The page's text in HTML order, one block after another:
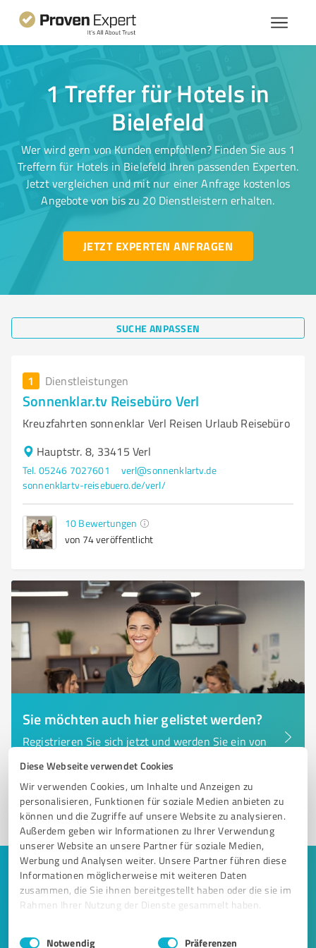
Diese Webseite verwendet Cookies
Wir verwenden Cookies, um Inhalte und Anzeigen zu
personalisieren, Funktionen für soziale Medien anbieten zu
können und die Zugriffe auf unsere Website zu analysieren.
Außerdem geben wir Informationen zu Ihrer Verwendung
unserer Website an unsere Partner für soziale Medien,
Werbung und Analysen weiter. Unsere Partner führen diese
Informationen möglicherweise mit weiteren Daten
zusammen, die Sie ihnen bereitgestellt haben oder die sie im
Rahmen Ihrer Nutzung der Dienste gesammelt haben.
Impressum Datenschutzbestimmungen
Einwilligungsauswahl
Notwendig Präferenzen
1 Treffer für Hotels in
Bielefeld
Wer wird gern von Kunden empfohlen? Finden Sie aus 1
Treffern für Hotels in Bielefeld Ihren passenden Experten.
Jetzt vergleichen und mit nur einer Anfrage kostenlos
Angebote von bis zu 20 Dienstleistern erhalten.
JETZT EXPERTEN ANFRAGEN
SUCHE ANPASSEN
1 Dienstleistungen
Sonnenklar.tv Reisebüro Verl
Kreuzfahrten sonnenklar Verl Reisen Urlaub Reisebüro
Hauptstr. 8, 33415 Verl
Tel. 05246 7027601
verl@sonnenklartv.de
sonnenklartv-reisebuero.de/verl/
10 Bewertungen
von 74 veröffentlicht
Sie möchten auch hier gelistet werden?
Registrieren Sie sich jetzt und werden Sie ein von
1
Keine Zeit für lange Recherchen und E-
Mails? Jetzt Angebote empfangen!